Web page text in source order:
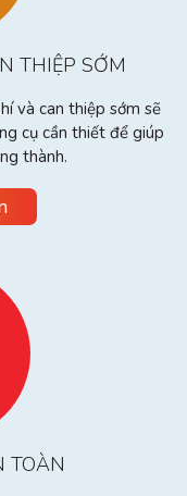
THIỆP SỚM
và can thiệp sớm sẽ
cụ cần thiết để giúp
thành.
TOÀN